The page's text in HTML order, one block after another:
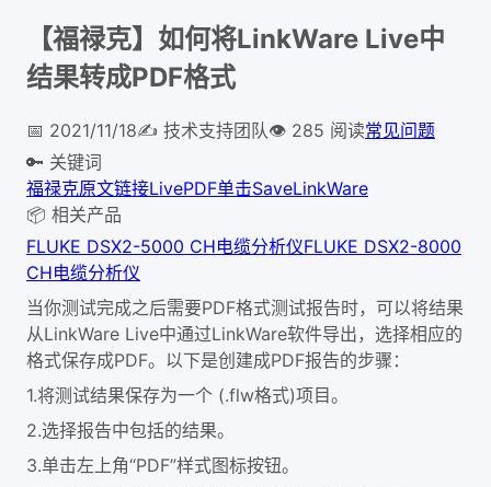
【福禄克】如何将LinkWare Live中
结果转成PDF格式
📅 2021/11/18✍️ 技术支持团队👁 285 阅读常见问题
🔑 关键词
福禄克原文链接LivePDF单击SaveLinkWare
📦 相关产品
FLUKE DSX2-5000 CH电缆分析仪FLUKE DSX2-8000
CH电缆分析仪
当你测试完成之后需要PDF格式测试报告时，可以将结果
从LinkWare Live中通过LinkWare软件导出，选择相应的
格式保存成PDF。以下是创建成PDF报告的步骤：
1.将测试结果保存为一个 (.flw格式)项目。
2.选择报告中包括的结果。
3.单击左上角“PDF”样式图标按钮。